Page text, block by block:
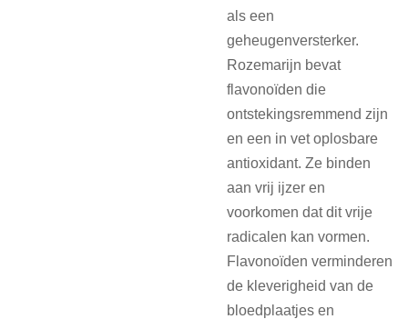
als een
geheugenversterker.
Rozemarijn bevat
flavonoïden die
ontstekingsremmend zijn
en een in vet oplosbare
antioxidant. Ze binden
aan vrij ijzer en
voorkomen dat dit vrije
radicalen kan vormen.
Flavonoïden verminderen
de kleverigheid van de
bloedplaatjes en